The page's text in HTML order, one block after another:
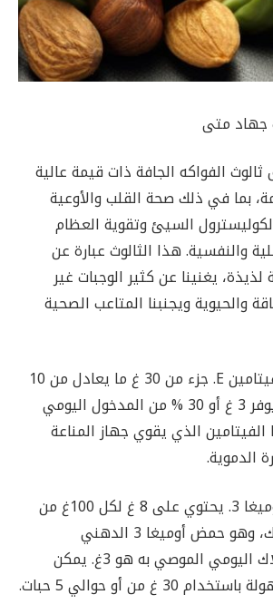
جهاد متى
ثالوث الفواكه الجافة ذات قيمة عالية
بما في ذلك صحة القلب والأوعية
السيئ وتقوية العظام
والنفسية. هذا الثالوث عبارة عن
يغنينا عن كثير الوجبات غير
والحيوية ويجنبنا المتاعب الصحية
يوفر فيتامين E. جزء من 30 غ ما يعادل من 10
إلى 12 حبة بندق. يوفر 3 غ أو 30 % من المدخول اليومي
الذي يقوي جهاز المناعة
الدموية.
غني بأوميغا 3. يحتوي على 8 غ لكل 100غ من
حمض ألفا لينولينيك، وهو حمض أوميغا 3 الدهني
الأساسي. الاستهلاك اليومي الموصي به هو 3غ. يمكن
غ من أو حوالي 5 حبات.